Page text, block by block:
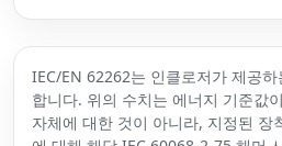
IEC/EN 62262는 인클로저가 제공
합니다. 위의 수치는 에너지 기준값
자체에 대한 것이 아니라, 지정된 장